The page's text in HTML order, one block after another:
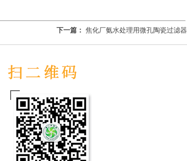
下一篇： 焦化厂氨水处理用微孔陶瓷过滤器